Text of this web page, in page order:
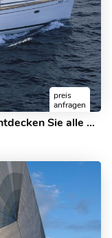
preis
anfragen
Ein großartiger Segelbootverleih - entdecken Sie alle Angebote von Šibenik, Kroatien an Bord dieses Segelboots!